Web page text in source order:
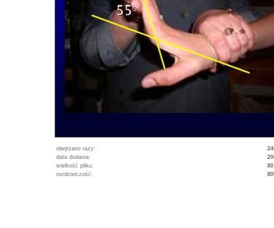
obejrzano razy:
data dodania:
wielkość pliku:
rozdzielczość: